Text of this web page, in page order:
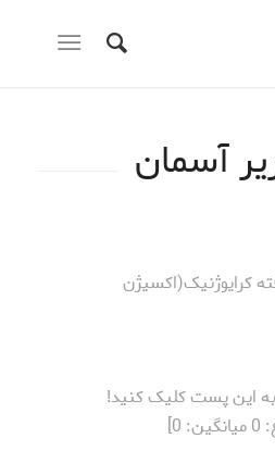
آسمان
کرایوژنیک(اکسیژن
به این پست کلیک کنید!
0میانگین: 0
]